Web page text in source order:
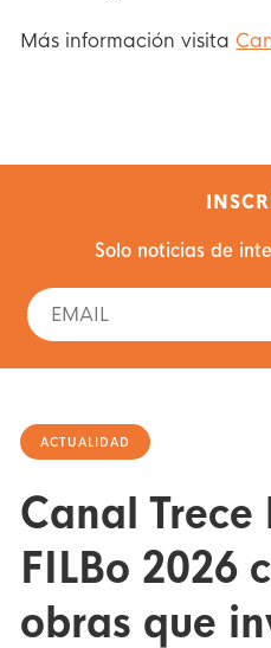
Más información visita
Solo noticias de
ACTUALIDAD
Canal
FILBo 2026
obras que